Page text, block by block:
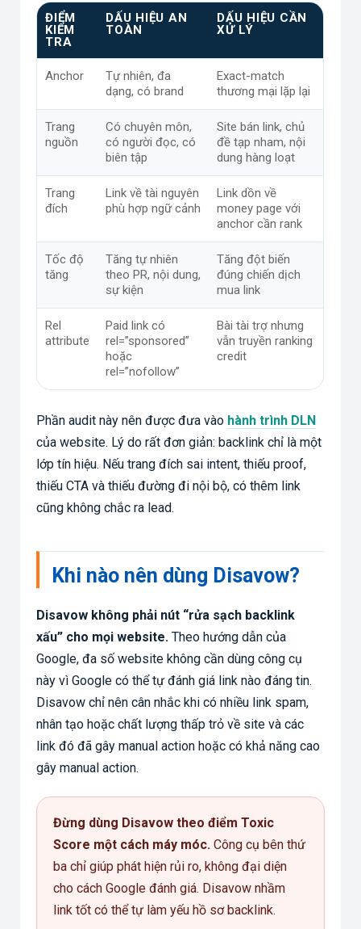
ĐIỂM
KIỂM
TRA
DẤU HIỆU AN
TOÀN
DẤU HIỆU CẦN
XỬ LÝ
Anchor
Tự nhiên, đa
dạng, có brand
Exact-match
thương mại lặp lại
Trang
nguồn
Có chuyên môn,
có người đọc, có
biên tập
Site bán link, chủ
đề tạp nham, nội
dung hàng loạt
Trang
đích
Link về tài nguyên
phù hợp ngữ cảnh
Link dồn về
money page với
anchor cần rank
Tốc độ
tăng
Tăng tự nhiên
theo PR, nội dung,
sự kiện
Tăng đột biến
đúng chiến dịch
mua link
Rel
attribute
Paid link có
rel=”sponsored”
hoặc
rel=”nofollow”
Bài tài trợ nhưng
vẫn truyền ranking
credit
Phần audit này nên được đưa vào hành trình DLN
của website. Lý do rất đơn giản: backlink chỉ là một
lớp tín hiệu. Nếu trang đích sai intent, thiếu proof,
thiếu CTA và thiếu đường đi nội bộ, có thêm link
cũng không chắc ra lead.
Khi nào nên dùng Disavow?
Disavow không phải nút “rửa sạch backlink
xấu” cho mọi website. Theo hướng dẫn của
Google, đa số website không cần dùng công cụ
này vì Google có thể tự đánh giá link nào đáng tin.
Disavow chỉ nên cân nhắc khi có nhiều link spam,
nhân tạo hoặc chất lượng thấp trỏ về site và các
link đó đã gây manual action hoặc có khả năng cao
gây manual action.
Đừng dùng Disavow theo điểm Toxic
Score một cách máy móc. Công cụ bên thứ
ba chỉ giúp phát hiện rủi ro, không đại diện
cho cách Google đánh giá. Disavow nhầm
link tốt có thể tự làm yếu hồ sơ backlink.